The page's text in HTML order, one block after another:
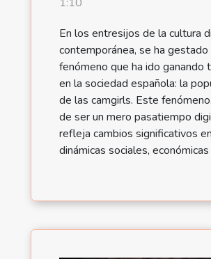
1:10
En los entresijos de la cultura
contemporánea, se ha gestado
fenómeno que ha ido ganando
en la sociedad española: la
de las camgirls. Este
de ser un mero pasatiempo
refleja cambios significativos
dinámicas sociales, económicas